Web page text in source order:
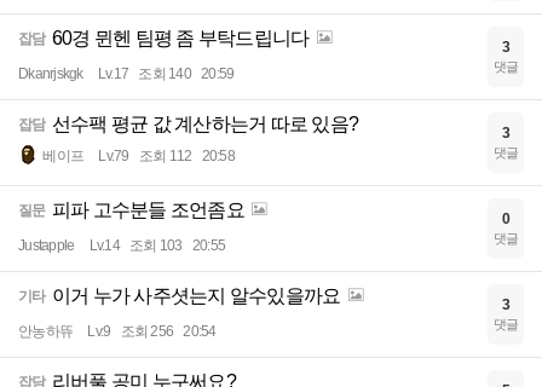
잡담 60경 뮌헨 팀평 좀 부탁드립니다
Dkanrjskgk Lv.17 조회 140 20:59
3
댓글
잡담 선수팩 평균 값 계산하는거 따로 있음?
베이프 Lv.79 조회 112 20:58
3
댓글
질문 피파 고수분들 조언좀요
Justapple Lv.14 조회 103 20:55
0
댓글
기타 이거 누가 사주셧는지 알수있을까요
안농하뜌 Lv.9 조회 256 20:54
3
댓글
잡담 리버풀 공미 누구써요?